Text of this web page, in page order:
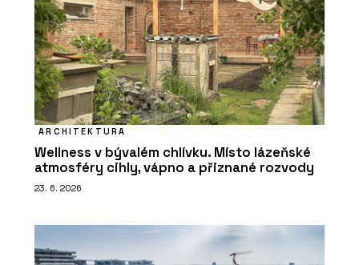
ARCHITEKTURA
Wellness v bývalém chlívku. Místo lázeňské
atmosféry cihly, vápno a přiznané rozvody
23. 6. 2026